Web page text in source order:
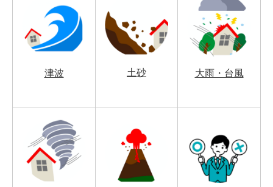
津波 土砂 大雨・台風